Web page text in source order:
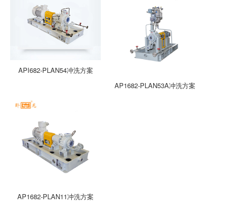
API682-PLAN54冲洗方案
AP1682-PLAN53A冲洗方案
AP1682-PLAN11冲洗方案